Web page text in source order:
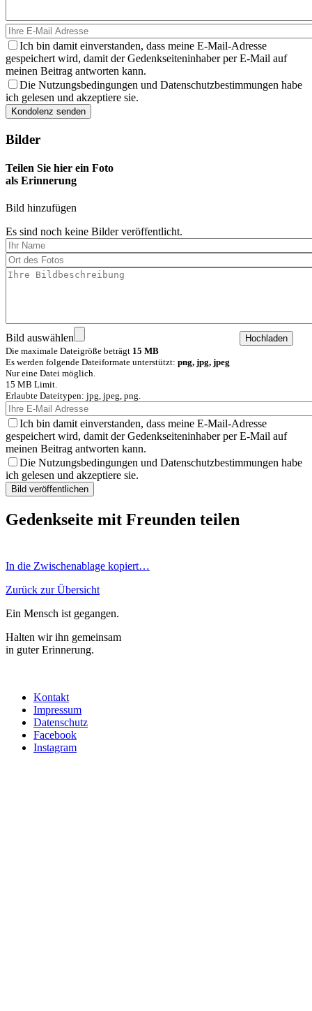
Ich bin damit einverstanden, dass meine E-Mail-Adresse
gespeichert wird, damit der Gedenkseiteninhaber per E-Mail auf
meinen Beitrag antworten kann.
Die Nutzungsbedingungen und Datenschutzbestimmungen habe
ich gelesen und akzeptiere sie.
Bilder
Teilen Sie hier ein Foto
als Erinnerung
Bild hinzufügen
Es sind noch keine Bilder veröffentlicht.
Bild auswählen
Die maximale Dateigröße beträgt 15 MB
Es werden folgende Dateiformate unterstützt: png, jpg, jpeg
Nur eine Datei möglich.
15 MB Limit.
Erlaubte Dateitypen: jpg, jpeg, png.
Ich bin damit einverstanden, dass meine E-Mail-Adresse
gespeichert wird, damit der Gedenkseiteninhaber per E-Mail auf
meinen Beitrag antworten kann.
Die Nutzungsbedingungen und Datenschutzbestimmungen habe
ich gelesen und akzeptiere sie.
Gedenkseite mit Freunden teilen
In die Zwischenablage kopiert…
Zurück zur Übersicht
Ein Mensch ist gegangen.
Halten wir ihn gemeinsam
in guter Erinnerung.
Kontakt
Impressum
Datenschutz
Facebook
Instagram